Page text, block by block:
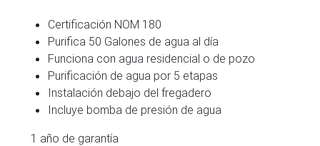
Certificación NOM 180
Purifica 50 Galones de agua al día
Funciona con agua residencial o de pozo
Purificación de agua por 5 etapas
Instalación debajo del fregadero
Incluye bomba de presión de agua
1 año de garantía